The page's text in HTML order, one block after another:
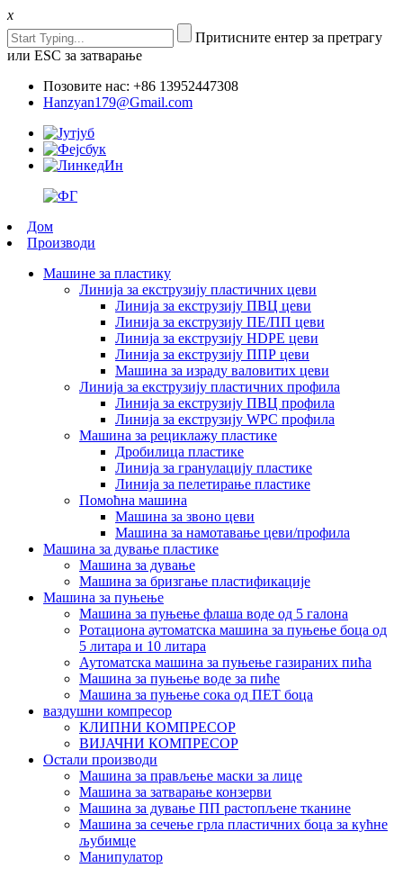
x
Притисните ентер за претрагу
или ESC за затварање
Позовите нас: +86 13952447308
Hanzyan179@Gmail.com
Дом
Производи
Машине за пластику
Линија за екструзију пластичних цеви
Линија за екструзију ПВЦ цеви
Линија за екструзију ПЕ/ПП цеви
Линија за екструзију HDPE цеви
Линија за екструзију ППР цеви
Машина за израду валовитих цеви
Линија за екструзију пластичних профила
Линија за екструзију ПВЦ профила
Линија за екструзију WPC профила
Машина за рециклажу пластике
Дробилица пластике
Линија за гранулацију пластике
Линија за пелетирање пластике
Помоћна машина
Машина за звоно цеви
Машина за намотавање цеви/профила
Машина за дување пластике
Машина за дување
Машина за бризгање пластификације
Машина за пуњење
Машина за пуњење флаша воде од 5 галона
Ротациона аутоматска машина за пуњење боца од
5 литара и 10 литара
Аутоматска машина за пуњење газираних пића
Машина за пуњење воде за пиће
Машина за пуњење сока од ПЕТ боца
ваздушни компресор
КЛИПНИ КОМПРЕСОР
ВИЈАЧНИ КОМПРЕСОР
Остали производи
Машина за прављење маски за лице
Машина за затварање конзерви
Машина за дување ПП растопљене тканине
Машина за сечење грла пластичних боца за кућне
љубимце
Манипулатор